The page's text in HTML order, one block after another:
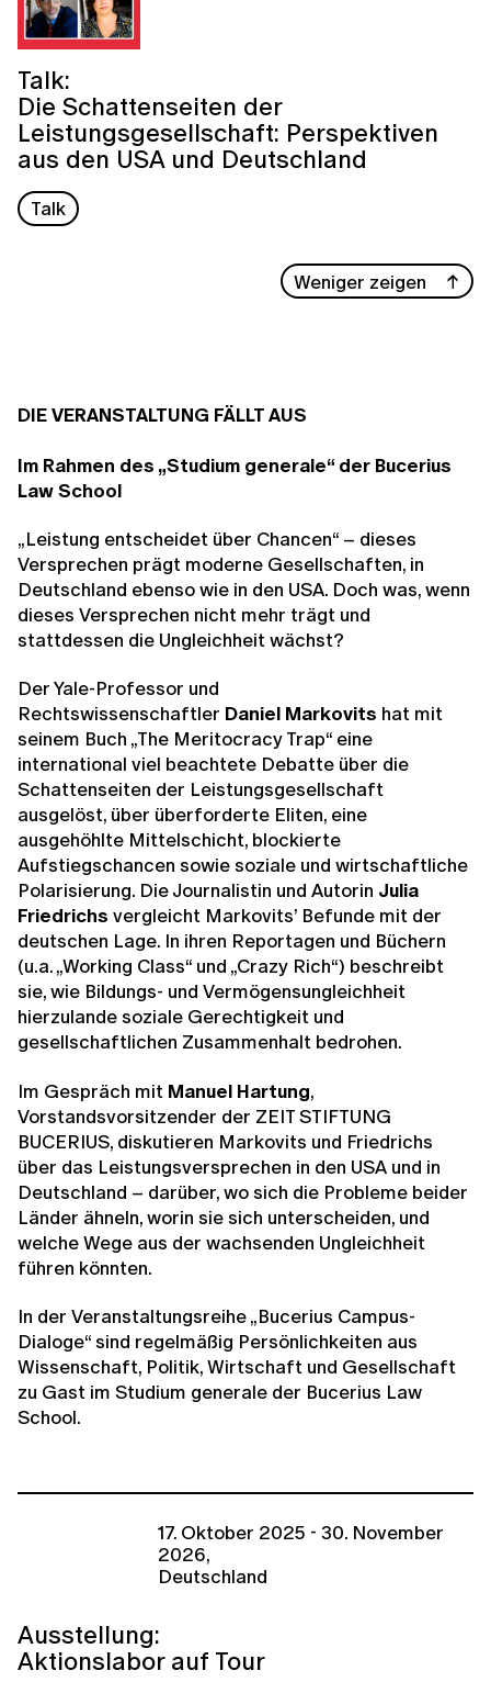
Talk:
Die Schattenseiten der
Leistungsgesellschaft: Perspektiven
aus den USA und Deutschland
Talk
Weniger zeigen
DIE VERANSTALTUNG FÄLLT AUS
Im Rahmen des „Studium generale“ der Bucerius
Law School
„Leistung entscheidet über Chancen“ – dieses
Versprechen prägt moderne Gesellschaften, in
Deutschland ebenso wie in den USA. Doch was, wenn
dieses Versprechen nicht mehr trägt und
stattdessen die Ungleichheit wächst?
Der Yale-Professor und
Rechtswissenschaftler Daniel Markovits hat mit
seinem Buch „The Meritocracy Trap“ eine
international viel beachtete Debatte über die
Schattenseiten der Leistungsgesellschaft
ausgelöst, über überforderte Eliten, eine
ausgehöhlte Mittelschicht, blockierte
Aufstiegschancen sowie soziale und wirtschaftliche
Polarisierung. Die Journalistin und Autorin Julia
Friedrichs vergleicht Markovits’ Befunde mit der
deutschen Lage. In ihren Reportagen und Büchern
(u.a. „Working Class“ und „Crazy Rich“) beschreibt
sie, wie Bildungs- und Vermögensungleichheit
hierzulande soziale Gerechtigkeit und
gesellschaftlichen Zusammenhalt bedrohen.
Im Gespräch mit Manuel Hartung,
Vorstandsvorsitzender der ZEIT STIFTUNG
BUCERIUS, diskutieren Markovits und Friedrichs
über das Leistungsversprechen in den USA und in
Deutschland – darüber, wo sich die Probleme beider
Länder ähneln, worin sie sich unterscheiden, und
welche Wege aus der wachsenden Ungleichheit
führen könnten.
In der Veranstaltungsreihe „Bucerius Campus-
Dialoge“ sind regelmäßig Persönlichkeiten aus
Wissenschaft, Politik, Wirtschaft und Gesellschaft
zu Gast im Studium generale der Bucerius Law
School.
17. Oktober 2025 - 30. November
2026,
Deutschland
Ausstellung:
Aktionslabor auf Tour